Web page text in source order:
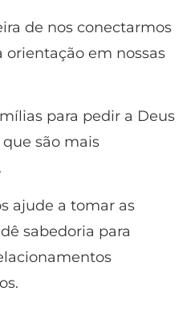
de nos conectarmos
orientação em nossas
para pedir a Deus
são mais
ajude a tomar as
sabedoria para